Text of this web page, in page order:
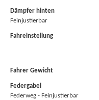
Dämpfer hinten
Feinjustierbar
Fahreinstellung Integrierte
Fahrer Gewicht
Federgabel
Federweg - Feinjustierbar